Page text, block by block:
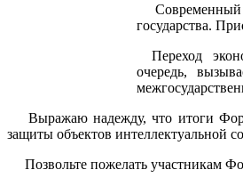
Современный
государства.
Переход
очередь,
Выражаю надежду, что итоги
защиты объектов интеллектуальной
Позвольте пожелать участникам